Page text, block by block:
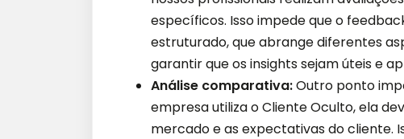
específicos. Isso impede que o
estruturado, que abrange diferentes
garantir que os insights sejam úteis e
Análise comparativa:Outro ponto
empresa utiliza o Cliente Oculto, ela
mercado e as expectativas do cliente.